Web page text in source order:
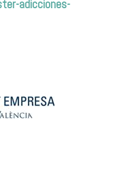
adicciones-